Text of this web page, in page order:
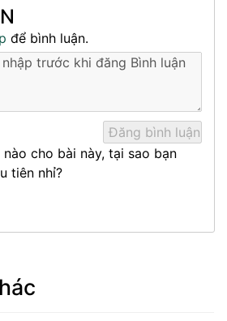
để bình luận.
cho bài này, tại sao bạn
tiên nhỉ?